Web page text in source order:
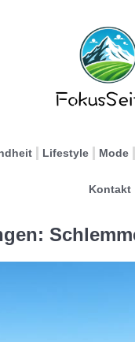
Lifestyle Mode
Kontakt